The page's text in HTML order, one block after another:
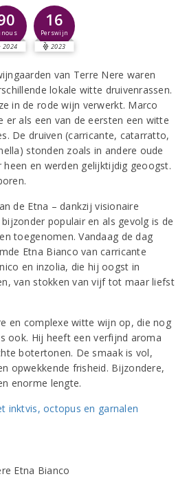
2024
16
Perswijn
2023
van Terre Nere waren
lokale witte druivenrassen.
in de rode wijn verwerkt. Marco
er als een van de eersten een witte
De druiven (carricante, catarratto,
stonden zoals in andere oude
en werden gelijktijdig geoogst.
de Etna – dankzij visionaire
populair en als gevolg is de
toegenomen. Vandaag de dag
Etna Bianco van carricante
en inzolia, die hij oogst in
van stokken van vijf tot maar liefst
en complexe witte wijn op, die nog
ook. Hij heeft een verfijnd aroma
botertonen. De smaak is vol,
opwekkende frisheid. Bijzondere,
enorme lengte.